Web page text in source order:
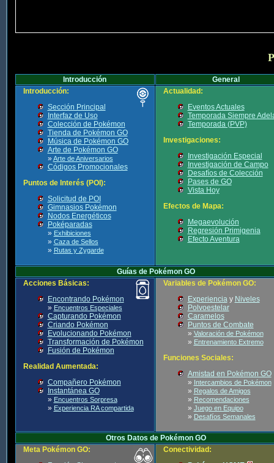
Introducción
General
Introducción:
Sección Principal
Interfaz de Uso
Colección de Pokémon
Tienda de Pokémon GO
Música de Pokémon GO
Arte de Pokémon GO
» Arte de Aniversarios
Códigos Promocionales
Puntos de Interés (POI):
Solicitud de POI
Gimnasios Pokémon
Nodos Energéticos
Poképaradas
» Exhibiciones
» Caza de Sellos
» Rutas y Zygarde
Actualidad:
Eventos Actuales
Temporada Siempre
Temporada (PVP)
Investigaciones:
Investigación Especial
Investigación de Campo
Desafíos de Colección
Pases de GO
Vista Hoy
Efectos de Mapa:
Megaevolución
Regresión Primigenia
Efecto Aventura
Guías de Pokémon GO
Acciones Básicas:
Encontrando Pokémon
» Encuentros Especiales
Capturando Pokémon
Criando Pokémon
Evolucionando Pokémon
Transformación de Pokémon
Fusión de Pokémon
Realidad Aumentada:
Compañero Pokémon
Instantánea GO
» Encuentros Sorpresa
» Experiencia RA compartida
Variables de Pokémon GO:
Experienciay Niveles
Polvoestelar
Caramelos
Puntos de Combate
» Valoración de Pokémon
» Entrenamiento Extremo
Funciones Sociales:
Amistad en Pokémon GO
» Intercambios de Pokémon
» Regalos de Amigos
» Recomendaciones
» Juego en Equipo
» Desafíos Semanales
Otros Datos de Pokémon GO
Meta Pokémon GO:
Conectividad: